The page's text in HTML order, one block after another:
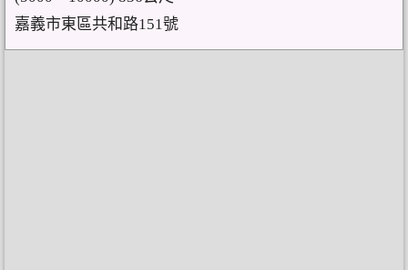
嘉義市東區共和路151號